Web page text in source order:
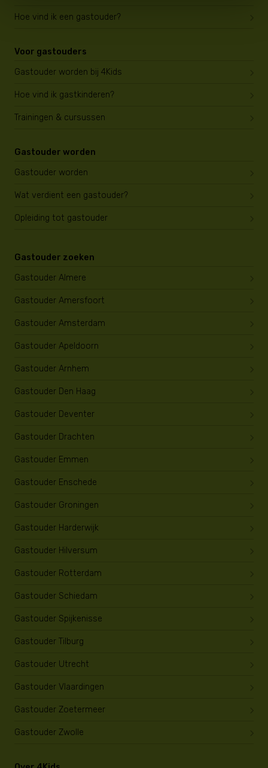
Hoe vind ik een gastouder?
Voor gastouders
Gastouder worden bij 4Kids
Hoe vind ik gastkinderen?
Trainingen & cursussen
Gastouder worden
Gastouder worden
Wat verdient een gastouder?
Opleiding tot gastouder
Gastouder zoeken
Gastouder Almere
Gastouder Amersfoort
Gastouder Amsterdam
Gastouder Apeldoorn
Gastouder Arnhem
Gastouder Den Haag
Gastouder Deventer
Gastouder Drachten
Gastouder Emmen
Gastouder Enschede
Gastouder Groningen
Gastouder Harderwijk
Gastouder Hilversum
Gastouder Rotterdam
Gastouder Schiedam
Gastouder Spijkenisse
Gastouder Tilburg
Gastouder Utrecht
Gastouder Vlaardingen
Gastouder Zoetermeer
Gastouder Zwolle